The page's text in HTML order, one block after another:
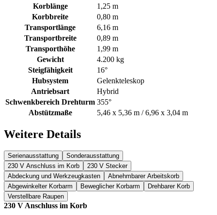
Korblänge
1,25 m
Korbbreite
0,80 m
Transportlänge
6,16 m
Transportbreite
0,89 m
Transporthöhe
1,99 m
Gewicht
4.200 kg
Steigfähigkeit
16°
Hubsystem
Gelenkteleskop
Antriebsart
Hybrid
Schwenkbereich Drehturm 355°
Abstützmaße
5,46 x 5,36 m / 6,96 x 3,04 m
Weitere Details
Serienausstattung
Sonderausstattung
230 V Anschluss im Korb
230 V Stecker
Abdeckung und Werkzeugkasten
Abnehmbarer Arbeitskorb
Abgewinkelter Korbarm
Beweglicher Korbarm
Drehbarer Korb
Verstellbare Raupen
230 V Anschluss im Korb